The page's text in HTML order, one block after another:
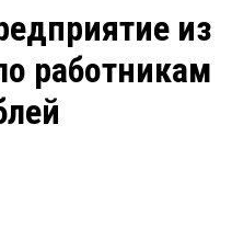
Рейтинги
Блоги
Архив
из
работникам